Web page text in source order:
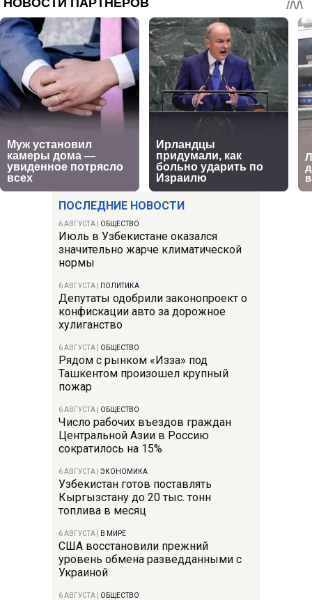
ПОСЛЕДНИЕ НОВОСТИ
6 АВГУСТА ОБЩЕСТВО
Июль в Узбекистане оказался
значительно жарче климатической
нормы
6 АВГУСТА ПОЛИТИКА
Депутаты одобрили законопроект о
конфискации авто за дорожное
хулиганство
6 АВГУСТА ОБЩЕСТВО
Рядом с рынком «Изза» под
Ташкентом произошел крупный
пожар
6 АВГУСТА ОБЩЕСТВО
Число рабочих въездов граждан
Центральной Азии в Россию
сократилось на 15%
6 АВГУСТА ЭКОНОМИКА
Узбекистан готов поставлять
Кыргызстану до 20 тыс. тонн
топлива в месяц
6 АВГУСТА В МИРЕ
США восстановили прежний
уровень обмена разведданными с
Украиной
6 АВГУСТА ОБЩЕСТВО